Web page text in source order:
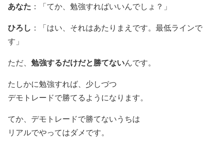
あなた ：「てか、勉強すればいいんでしょ？」
ひろし ：「はい、それはあたりまえです。最低ラインで
す」
ただ、 勉強するだけだと勝てないんです。
たしかに勉強すれば、少しづつ
デモトレードで勝てるようになります。
てか、デモトレードで勝てないうちは
リアルでやってはダメです。